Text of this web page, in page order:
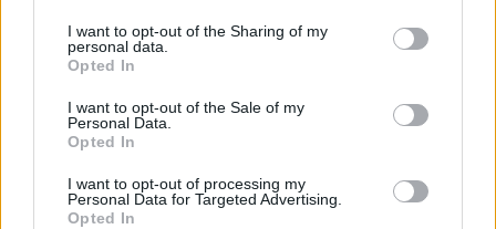
not limited to your visit or usage behaviour. You may click to
grant or deny consent to Google and its third-party tags to
use your data for below specified purposes in below Google
consent section.
I want to opt-out of the Sharing of my
personal data.
Opted In
I want to opt-out of the Sale of my
Personal Data.
Opted In
I want to opt-out of processing my
Personal Data for Targeted Advertising.
Opted In
édesanyja élettörténetét dolgozza fel. A darab a
túlélés, az elvehetetlen belső szabadság drámája,
néhány rettenetes állomása elevenedik fel. Júlia egy
hétgyermekes anya, akinek férjét az ’56-os
forradalom után meghatározatlan okok miatt
huszonkét év fogságra ítélik, őt magát pedig
gyermekeivel együtt kitelepítik a Duna-deltába.